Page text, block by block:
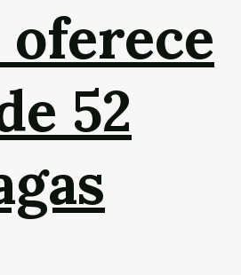
oferece
52